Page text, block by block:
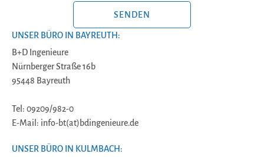
UNSER BÜRO IN BAYREUTH:
B+D Ingenieure
Nürnberger Straße 16b
95448 Bayreuth
Tel: 09209/982-0
E-Mail: info-bt(at)bdingenieure.de
UNSER BÜRO IN KULMBACH: